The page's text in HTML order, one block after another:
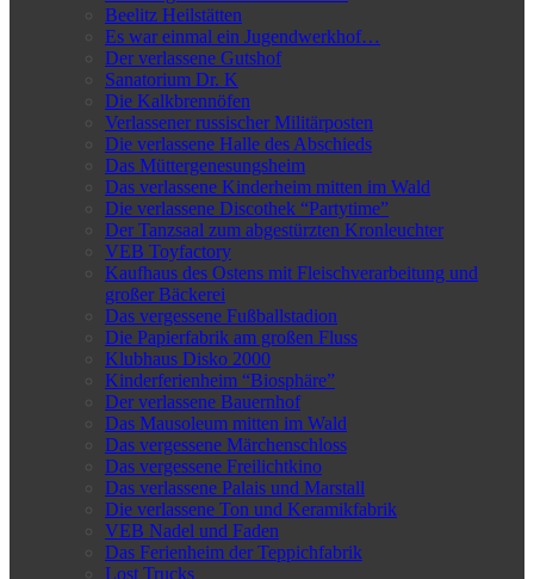
Beelitz Heilstätten
Es war einmal ein Jugendwerkhof…
Der verlassene Gutshof
Sanatorium Dr. K
Die Kalkbrennöfen
Verlassener russischer Militärposten
Die verlassene Halle des Abschieds
Das Müttergenesungsheim
Das verlassene Kinderheim mitten im Wald
Die verlassene Discothek “Partytime”
Der Tanzsaal zum abgestürzten Kronleuchter
VEB Toyfactory
Kaufhaus des Ostens mit Fleischverarbeitung und
großer Bäckerei
Das vergessene Fußballstadion
Die Papierfabrik am großen Fluss
Klubhaus Disko 2000
Kinderferienheim “Biosphäre”
Der verlassene Bauernhof
Das Mausoleum mitten im Wald
Das vergessene Märchenschloss
Das vergessene Freilichtkino
Das verlassene Palais und Marstall
Die verlassene Ton und Keramikfabrik
VEB Nadel und Faden
Das Ferienheim der Teppichfabrik
Lost Trucks